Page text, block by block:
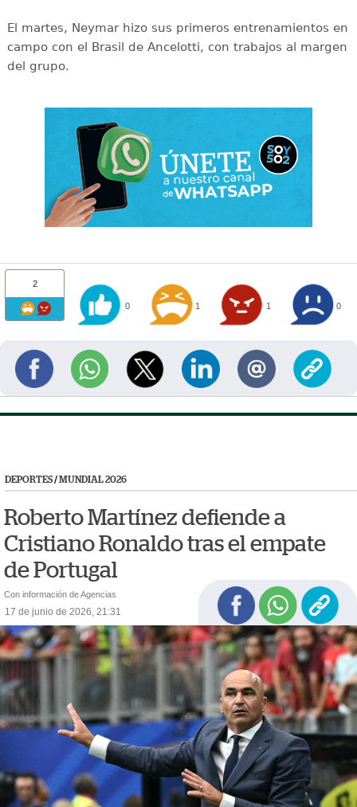
El martes, Neymar hizo sus primeros entrenamientos en
campo con el Brasil de Ancelotti, con trabajos al margen
del grupo.
2
0 1 1 0
DEPORTES/MUNDIAL 2026
Roberto Martínez defiende a
Cristiano Ronaldo tras el empate
de Portugal
Con información de Agencias
17 de junio de 2026, 21:31